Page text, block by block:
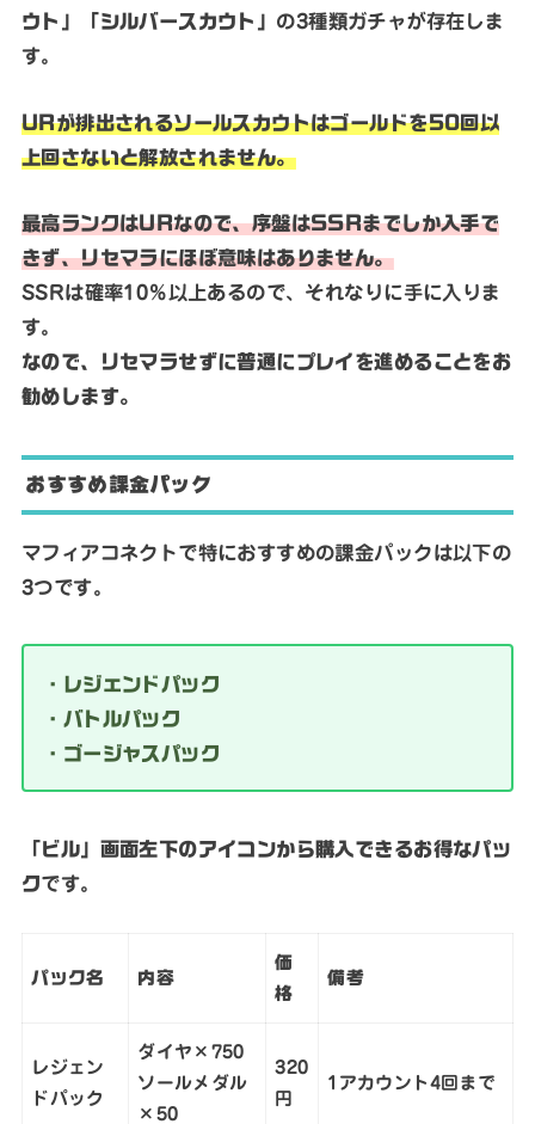
ウト」「シルバースカウト」 の3種類ガチャが存在しま
す。
URが排出されるソールスカウトはゴールドを50回以
上回さないと解放されません。
最高ランクはURなので、序盤はSSRまでしか入手で
きず、リセマラにほぼ意味はありません。
SSRは確率10％以上あるので、それなりに手に入りま
す。
なので、リセマラせずに普通にプレイを進めることをお
勧めします。
おすすめ課金パック
マフィアコネクトで特におすすめの課金パックは以下の
3つです。
・レジェンドパック
・バトルパック
・ゴージャスパック
「ビル」画面左下のアイコンから購入できるお得なパッ
クです。
パック名 内容
価
格
備考
レジェン
ドパック
ダイヤ×750
ソールメダル
×50
320
円
1アカウント4回まで